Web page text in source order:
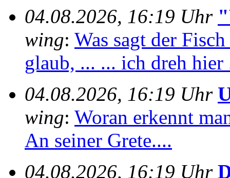
04.08.2026, 16:19 Uhr
wing: Was sagt der
glaub, ... ... ich dreh hier
04.08.2026, 16:19 Uhr
wing: Woran erkennt
An seiner Grete....
04.08.2026, 16:19 Uhr